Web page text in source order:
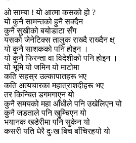
ओ साम्बा ! यो आत्मा कसको हो ?
यो कुनै सामन्तको हुनै सक्दैन
कुनै सुखीको बयोडाटा सँग
यसको जेनेटिक्स तालुक राख्दै राख्दैन क्ष्
यो कुनै साशकको पनि होइन ।
यो कुनै फिरन्ता वा विदेशीको पनि होइन ।
यो भूमि यो जमिन यो माटोमा
कति सहस्र उल्कापातहरू भए
कति अत्यचारका महात्राशदीहरू भए
तर किन्चित डगमगाएन यो
कुनै समयको महा आँधीले पनि उखेलिएन यो
कुनै जडताले पनि खुम्चिएन यो
भयानक खडेरीमा पनि सुकेन यो
कसरी यति धेरै दुःख बिच बाँचिरहयो यो